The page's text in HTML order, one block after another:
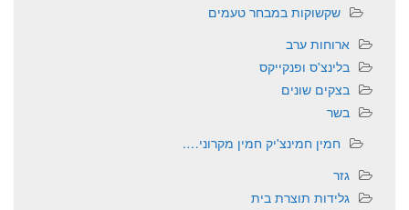
שקשוקות במבחר טעמים
ארוחות ערב
בלינצ'ס ופנקייקס
בצקים שונים
בשר
חמין חמינצ'יק חמין מקרוני….
גזר
גלידות תוצרת בית